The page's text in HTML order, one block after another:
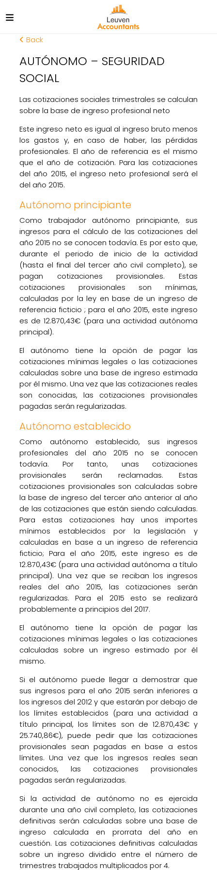
Back
AUTÓNOMO – SEGURIDAD
SOCIAL
Las cotizaciones sociales trimestrales se calculan
sobre la base de ingreso profesional neto
Este ingreso neto es igual al ingreso bruto menos
los gastos y, en caso de haber, las pérdidas
profesionales. El año de referencia es el mismo
que el año de cotización. Para las cotizaciones
del año 2015, el ingreso neto profesional será el
del año 2015.
Autónomo principiante
Como trabajador autónomo principiante, sus
ingresos para el cálculo de las cotizaciones del
año 2015 no se conocen todavía. Es por esto que,
durante el periodo de inicio de la actividad
(hasta el final del tercer año civil completo), se
pagan cotizaciones provisionales. Estas
cotizaciones provisionales son mínimas,
calculadas por la ley en base de un ingreso de
referencia ficticio ; para el año 2015, este ingreso
es de 12.870,43€ (para una actividad autónoma
principal).
El autónomo tiene la opción de pagar las
cotizaciones mínimas legales o las cotizaciones
calculadas sobre una base de ingreso estimada
por él mismo. Una vez que las cotizaciones reales
son conocidas, las cotizaciones provisionales
pagadas serán regularizadas.
Autónomo establecido
Como autónomo establecido, sus ingresos
profesionales del año 2015 no se conocen
todavía. Por tanto, unas cotizaciones
provisionales serán reclamadas. Estas
cotizaciones provisionales son calculadas sobre
la base de ingreso del tercer año anterior al año
de las cotizaciones que están siendo calculadas.
Para estas cotizaciones hay unos importes
mínimos establecidos por la legislación y
calculadas en base a un ingreso de referencia
ficticio; Para el año 2015, este ingreso es de
12.870,43€ (para una actividad autónoma a título
principal). Una vez que se reciban los ingresos
reales del año 2015, las cotizaciones serán
regularizadas. Para el 2015 esto se realizará
probablemente a principios del 2017.
El autónomo tiene la opción de pagar las
cotizaciones mínimas legales o las cotizaciones
calculadas sobre un ingreso estimado por él
mismo.
Si el autónomo puede llegar a demostrar que
sus ingresos para el año 2015 serán inferiores a
los ingresos del 2012 y que estarán por debajo de
los límites establecidos (para una actividad a
título principal, los límites son de 12.870,43€ y
25.740,86€), puede pedir que las cotizaciones
provisionales sean pagadas en base a estos
límites. Una vez que los ingresos reales sean
conocidos, las cotizaciones provisionales
pagadas serán regularizadas.
Si la actividad de autónomo no es ejercida
durante una año civil completo, las cotizaciones
definitivas serán calculadas sobre una base de
ingreso calculada en prorrata del año en
cuestión. Las cotizaciones definitivas calculadas
sobre un ingreso dividido entre el número de
trimestres trabajados multiplicados por 4.